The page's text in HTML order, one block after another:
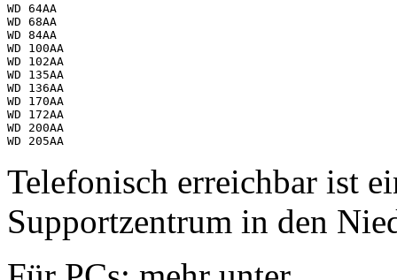
WD 64AA
WD 68AA
WD 84AA
WD 100AA
WD 102AA
WD 135AA
WD 136AA
WD 170AA
WD 172AA
WD 200AA
Telefonisch erreichbar ist
Supportzentrum in den